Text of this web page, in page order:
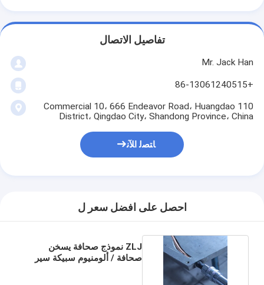
تفاصيل الاتصال
Mr. Jack Han
+86-13061240515
110 Commercial 10، 666 Endeavor Road، Huangdao
District، Qingdao City، Shandong Province، China
ﺎﺘﺼﻟ ﺍﻶﻧ
احصل على افضل سعر ل
ZLJ نموذج صحافة يسخن
صحافة / ألومنيوم سبيكة سير